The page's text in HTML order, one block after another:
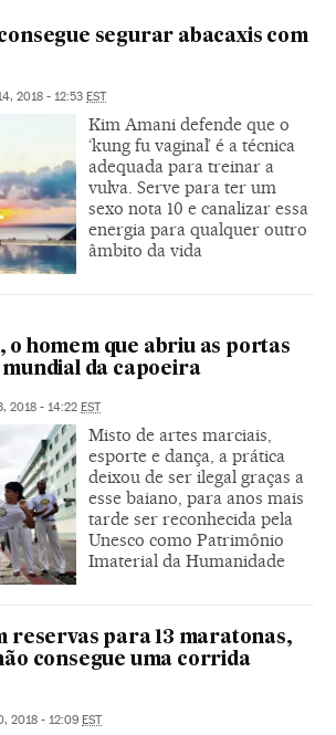
segurar abacaxis com
2018 - 12:53 EST
Kim Amani defende que o
‘kung fu vaginal’ é a técnica
adequada para treinar a
vulva. Serve para ter um
sexo nota 10 e canalizar essa
energia para qualquer outro
âmbito da vida
o homem que abriu as portas
mundial da capoeira
2018 - 14:22 EST
Misto de artes marciais,
esporte e dança, a prática
deixou de ser ilegal graças a
esse baiano, para anos mais
tarde ser reconhecida pela
Unesco como Patrimônio
Imaterial da Humanidade
reservas para 13 maratonas,
consegue uma corrida
2018 - 12:09 EST